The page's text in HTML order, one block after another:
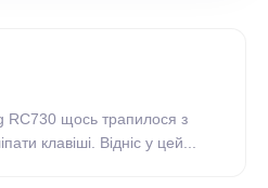
RC730 щось трапилося з
клавіші. Відніс у цей...